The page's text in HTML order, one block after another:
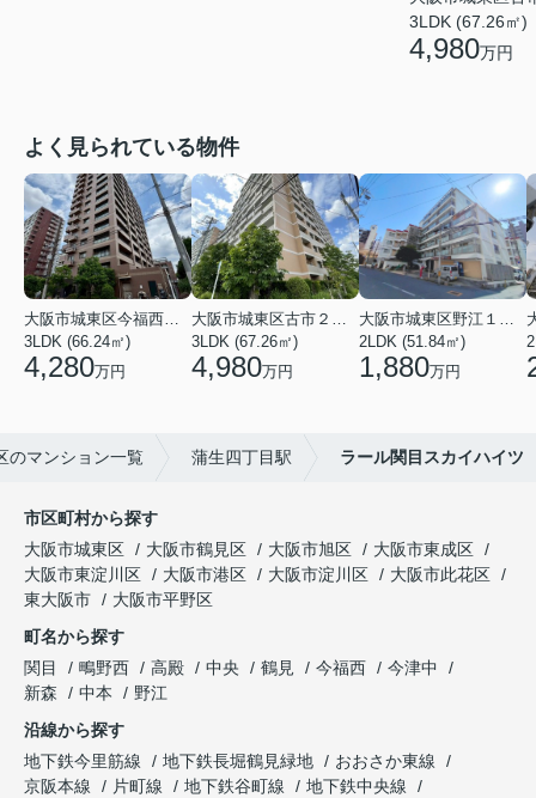
3LDK (67.26㎡)
4,980万円
よく見られている物件
大阪市城東区今福西６丁目
3LDK (66.24㎡)
4,280万円
大阪市城東区古市２丁目
3LDK (67.26㎡)
4,980万円
大阪市城東区野江１丁目
2LDK (51.84㎡)
1,880万円
のマンション一覧 蒲生四丁目駅 ラール関目スカイハイツ
市区町村から探す
大阪市城東区
大阪市鶴見区 大阪市旭区
大阪市東成区
大阪市東淀川区
大阪市港区 大阪市淀川区
大阪市此花区
東大阪市
大阪市平野区
町名から探す
関目
鴫野西 高殿 中央 鶴見 今福西
今津中
新森
中本
野江
沿線から探す
地下鉄今里筋線
地下鉄長堀鶴見緑地
おおさか東線
京阪本線
片町線 地下鉄谷町線
地下鉄中央線